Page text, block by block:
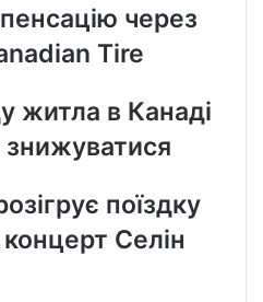
через
Tire
житла в Канаді
поїздку
Селін